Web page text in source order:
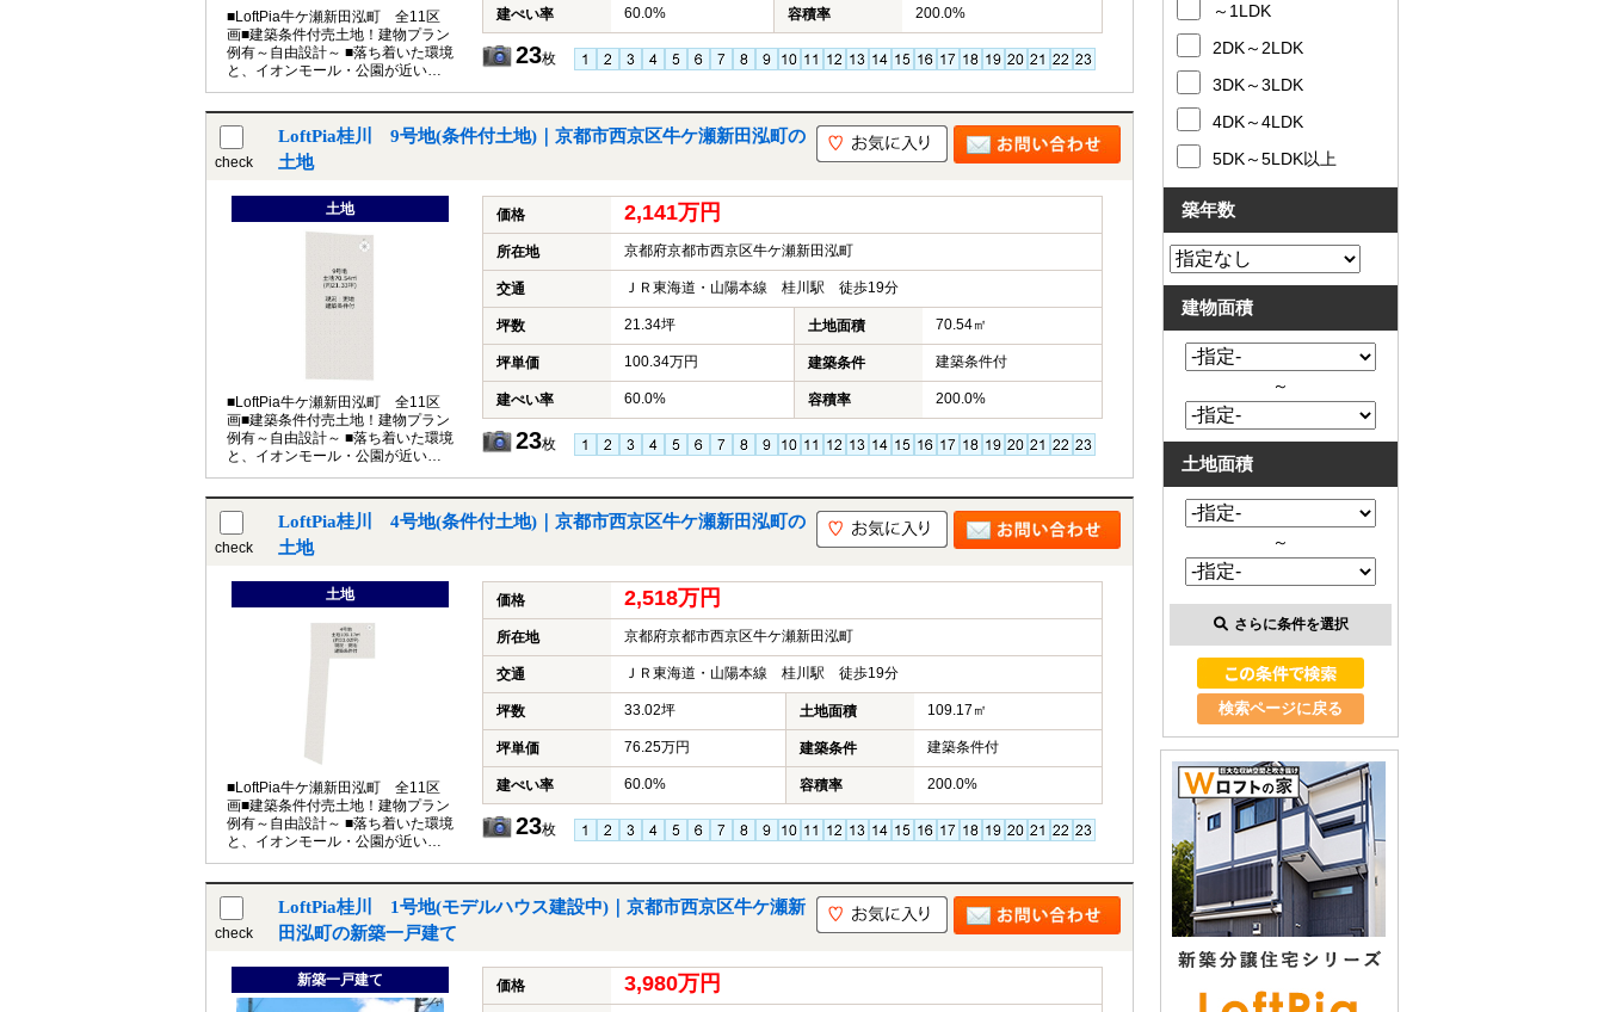
■LoftPia牛ケ瀬新田泓町 全11区
画■建築条件付売土地！建物プラン
例有～自由設計～ ■落ち着いた環境
と、イオンモール・公園が近い子
育て世帯も嬉しい住環境
建ぺい率 60.0% 容積率 200.0%
23枚
check
LoftPia桂川 9号地(条件付土地)｜京都市西京区牛ケ瀬新田泓町の
土地
土地
■LoftPia牛ケ瀬新田泓町 全11区
画■建築条件付売土地！建物プラン
例有～自由設計～ ■落ち着いた環境
と、イオンモール・公園が近い子
育て世帯も嬉しい住環境
価格 2,141万円
所在地 京都府京都市西京区牛ケ瀬新田泓町
交通 ＪＲ東海道・山陽本線 桂川駅 徒歩19分
坪数 21.34坪 土地面積 70.54㎡
坪単価 100.34万円 建築条件 建築条件付
建ぺい率 60.0% 容積率 200.0%
23枚
check
LoftPia桂川 4号地(条件付土地)｜京都市西京区牛ケ瀬新田泓町の
土地
土地
■LoftPia牛ケ瀬新田泓町 全11区
画■建築条件付売土地！建物プラン
例有～自由設計～ ■落ち着いた環境
と、イオンモール・公園が近い子
育て世帯も嬉しい住環境
価格 2,518万円
所在地 京都府京都市西京区牛ケ瀬新田泓町
交通 ＪＲ東海道・山陽本線 桂川駅 徒歩19分
坪数 33.02坪 土地面積 109.17㎡
坪単価 76.25万円 建築条件 建築条件付
建ぺい率 60.0% 容積率 200.0%
23枚
check
LoftPia桂川 1号地(モデルハウス建設中)｜京都市西京区牛ケ瀬新
田泓町の新築一戸建て
新築一戸建て 価格 3,980万円
～1LDK
2DK～2LDK
3DK～3LDK
4DK～4LDK
5DK～5LDK以上
築年数
建物面積
～
土地面積
～
さらに条件を選択
検索ページに戻る